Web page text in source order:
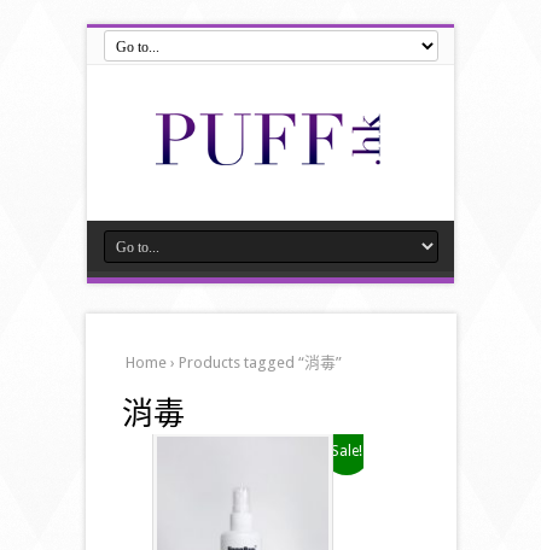
Home › Products tagged “消毒”
消毒
Sale!